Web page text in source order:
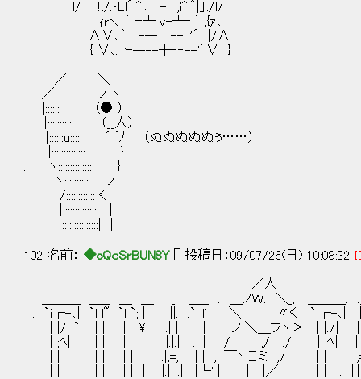
l/ !:/.rLl＾l^i､ ‐-‐ ,i^l＾|」:/l/
ｨrﾄ､ ｀ ｰ┴ v-┴‐'´_,{ｧ､
∧∨､｀ ｰ---┼--‐'´ |/∧
{ ∨､.｀ｰ----┼‐‐--'´∨ }
／ ￣￣＼
／ ノ ヽ
|:::::: （● ）
. |::::::::::: （__人）
|::::::u:::: ⌒ﾉ （ぬぬぬぬぬぅ……）
. |:::::::::::::: }
. ヽ:::::::::::::: }
ヽ:::::::::: ノ
/:::::::::::: く
|:::::::::::::: |
|:::::::::::::::| |
102 名前： ◆oQcSrBUN8Y [] 投稿日：09/07/26(日) 10:08:32
／人
＿＿＿ ＿__ ＿ ＿ _ ＿__ . ＿ノＷ. ＼_, ＿＿
. `i┌-､| `l l~ `l `; | | ||. .`l l' ＼ 〃く `i┌-､| ||. `l
| |/| ` . | | | \ | .| | | | ノ ＼＿フヽ＞ | |./| | | .
| ;ﾍ| . | | | _. | |.|.| .| | / ,/ ./ | ;ﾍ| |.|.| |
| | | | | | | | .|;=;| | | ;| ￣ヽΞミ ,/ | | |;=;|
| | | | | | | | |.| |.| .|└' | | |／| | | . |.| |.|....|